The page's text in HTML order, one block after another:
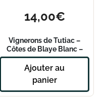
14,00€
Vignerons de Tutiac –
Côtes de Blaye Blanc –
Origines Font Renard 2018
Ajouter au
panier